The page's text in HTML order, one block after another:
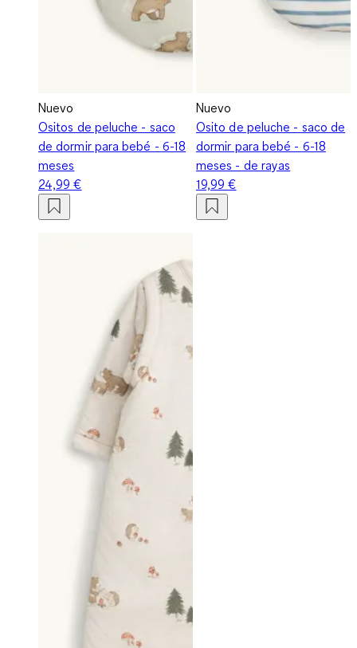
Nuevo
Ositos de peluche - saco
de dormir para bebé - 6-18
meses
24,99 €
Nuevo
Osito de peluche - saco de
dormir para bebé - 6-18
meses - de rayas
19,99 €